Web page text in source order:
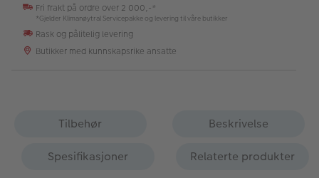
Fri frakt på ordre over 2 000,-*
*Gjelder Klimanøytral Servicepakke og levering til våre butikker
Rask og pålitelig levering
Butikker med kunnskapsrike ansatte
Tilbehør
Beskrivelse
Spesifikasjoner
Relaterte produkter